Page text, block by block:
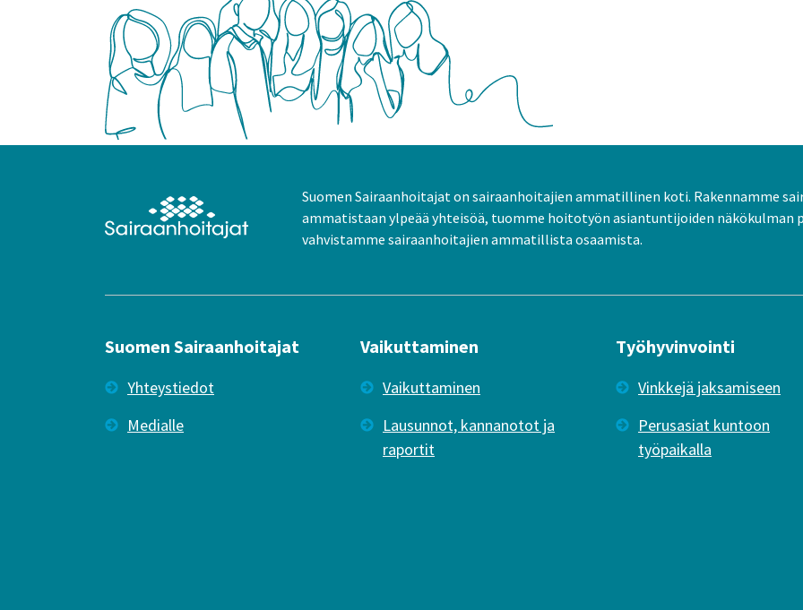
Suomen Sairaanhoitajat on sairaanhoitajien ammatillinen koti. Rakennamme
ammatistaan ylpeää yhteisöä, tuomme hoitotyön asiantuntijoiden näkökulman
vahvistamme sairaanhoitajien ammatillista osaamista.
Suomen Sairaanhoitajat
Yhteystiedot
Medialle
Vaikuttaminen
Vaikuttaminen
Lausunnot, kannanotot ja
raportit
Työhyvinvointi
Vinkkejä jaksamiseen
Perusasiat kuntoon
työpaikalla